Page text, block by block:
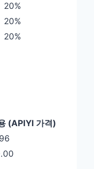
20%
20%
20%
(APIYI 가격)